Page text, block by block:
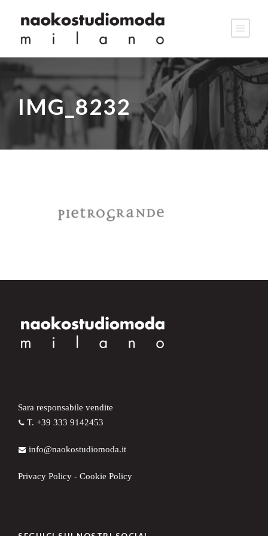
IMG_8232
Sara responsabile vendite
T. +39 333 9142453
info@naokostudiomoda.it
Privacy Policy - Cookie Policy